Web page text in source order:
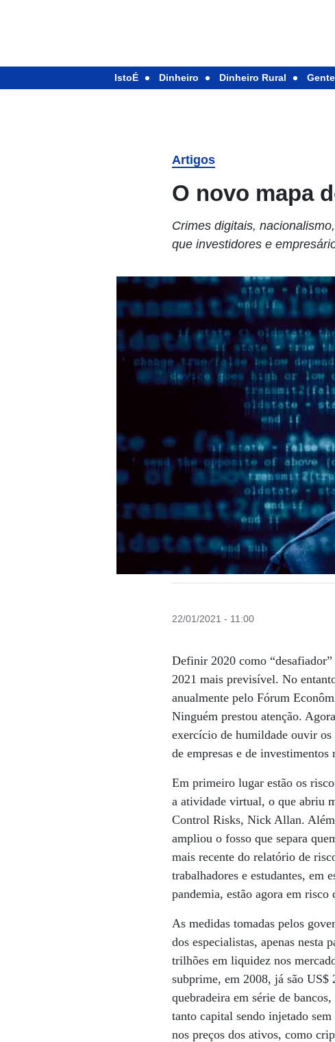
IstoÉ Dinheiro Dinheiro Rural Gente
Artigos
O novo mapa
Crimes digitais,
que investidores e
22/01/2021 - 11:00
Definir 2020 como
2021 mais previsível. No
anualmente pelo Fórum
Ninguém prestou atenção.
exercício de humildade ouvir os
de empresas e de
Em primeiro lugar estão os
a atividade virtual, o que abriu
Control Risks, Nick Allan.
ampliou o fosso que separa
mais recente do relatório de
trabalhadores e estudantes, em
pandemia, estão agora em risco
As medidas tomadas pelos
dos especialistas, apenas nesta
trilhões em liquidez nos
subprime, em 2008, já são
quebradeira em série de
tanto capital sendo injetado
nos preços dos ativos, como